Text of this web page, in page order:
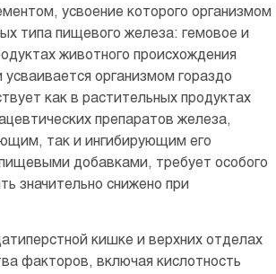
усвоение которого организмом
типа пищевого железа: гемовое и
животного происхождения
организмом гораздо
как в растительных продуктах
препаратов железа,
так и ингибирующим его
добавками, требует особого
значительно снижено при
кишке и верхних отделах
факторов, включая кислотность